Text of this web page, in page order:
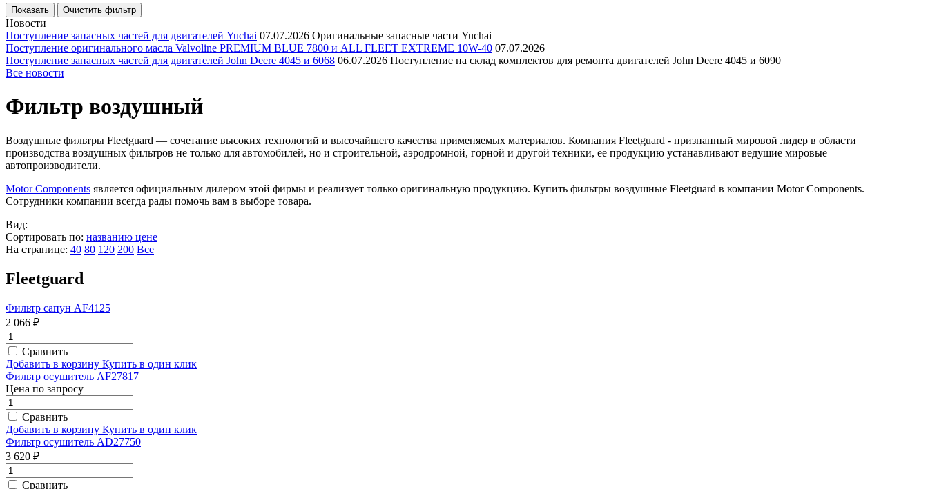
Новости
Поступление запасных частей для двигателей Yuchai 07.07.2026 Оригинальные запасные части Yuchai
Поступление оригинального масла Valvoline PREMIUM BLUE 7800 и ALL FLEET EXTREME 10W-40 07.07.2026
Поступление запасных частей для двигателей John Deere 4045 и 6068 06.07.2026 Поступление на склад комплектов для ремонта двигателей John Deere 4045 и 6090
Все новости
Фильтр воздушный
Воздушные фильтры Fleetguard — сочетание высоких технологий и высочайшего качества применяемых материалов. Компания Fleetguard - признанный мировой лидер в области
производства воздушных фильтров не только для автомобилей, но и строительной, аэродромной, горной и другой техники, ее продукцию устанавливают ведущие мировые
автопроизводители.
Motor Components является официальным дилером этой фирмы и реализует только оригинальную продукцию. Купить фильтры воздушные Fleetguard в компании Motor Components.
Сотрудники компании всегда рады помочь вам в выборе товара.
Вид:
Сортировать по: названию цене
На странице: 40 80 120 200 Все
Fleetguard
Фильтр сапун AF4125
2 066 ₽
Сравнить
Добавить в корзину Купить в один клик
Фильтр осушитель AF27817
Цена по запросу
Сравнить
Добавить в корзину Купить в один клик
Фильтр осушитель AD27750
3 620 ₽
Сравнить